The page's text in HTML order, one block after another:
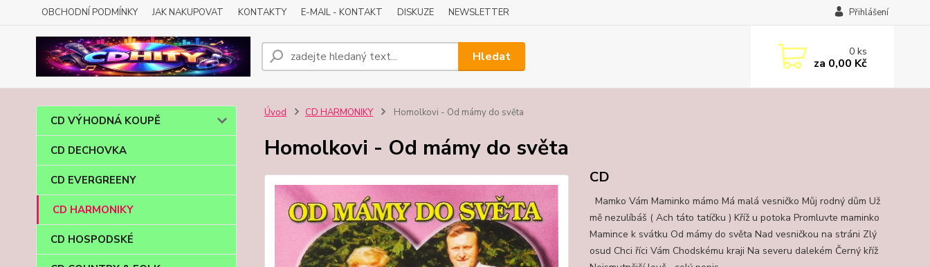
OBCHODNÍ PODMÍNKY JAK NAKUPOVAT KONTAKTY E-MAIL - KONTAKT DISKUZE NEWSLETTER Přihlášení
Hledat 0ks
za 0,00 Kč
CD VÝHODNÁ KOUPĚ
CD DECHOVKA
CD EVERGREENY
CD HARMONIKY
CD HOSPODSKÉ
Úvod CD HARMONIKY Homolkovi - Od mámy do světa
Homolkovi - Od mámy do světa
CD
Mamko Vám Maminko mámo Má malá vesničko Můj rodný dům Už
mě nezulíbáš ( Ach táto tatíčku ) Kříž u potoka Promluvte maminko
Mamince k svátku Od mámy do světa Nad vesničkou na stráni Zlý
osud Chci říci Vám Chodskému kraji Na severu dalekém Černý kříž